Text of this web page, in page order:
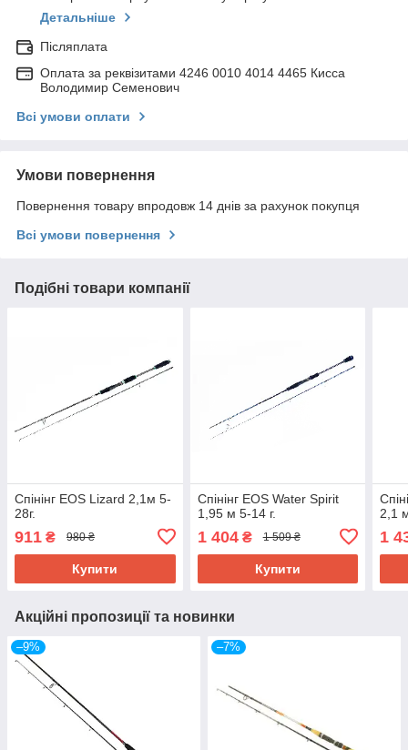
Детальніше
Післяплата
Оплата за реквізитами 4246 0010 4014 4465 Кисса
Володимир Семенович
Всі умови оплати
Умови повернення
Повернення товару впродовж 14 днів за рахунок покупця
Всі умови повернення
Подібні товари компанії
Спінінг EOS Lizard 2,1м 5-
28г.
911 ₴ 980 ₴
Купити
Спінінг EOS Water Spirit
1,95 м 5-14 г.
1 404₴ 1 509 ₴
Купити
2,1
1
Акційні пропозиції та новинки
–9% –7%